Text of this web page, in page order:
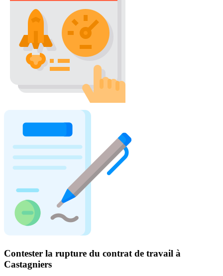
Contester la rupture du contrat de travail à
Castagniers